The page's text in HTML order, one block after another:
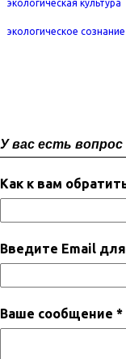
экологическая культура
экологическое сознание
У вас есть
Как к вам
Введите Email
Ваше сообщение *